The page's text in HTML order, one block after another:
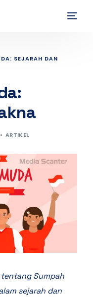
SEJARAH DAN
ARTIKEL
Sumpah
sejarah dan